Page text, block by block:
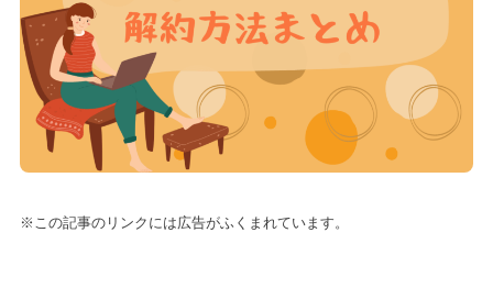
※この記事のリンクには広告がふくまれています。